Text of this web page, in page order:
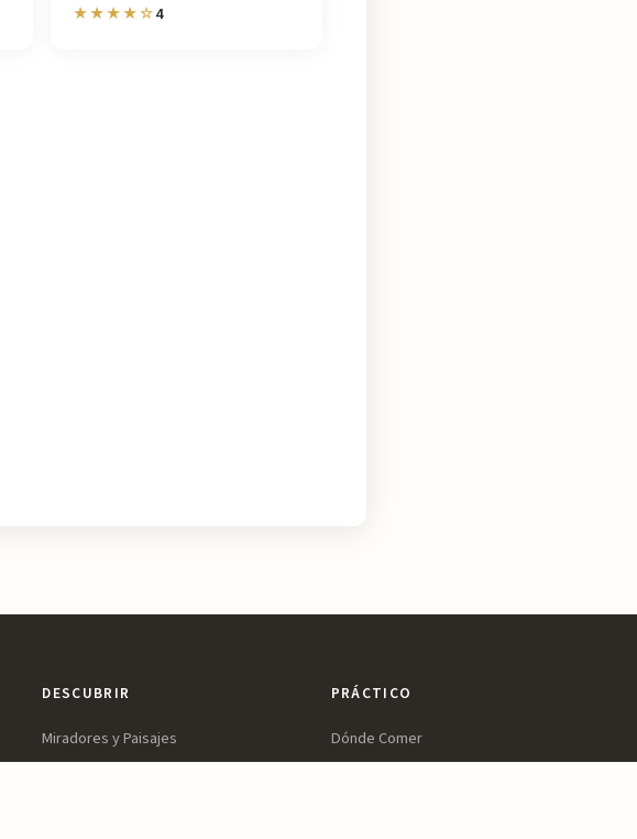
★★★★☆4
DESCUBRIR
Miradores y Paisajes
PRÁCTICO
Dónde Comer